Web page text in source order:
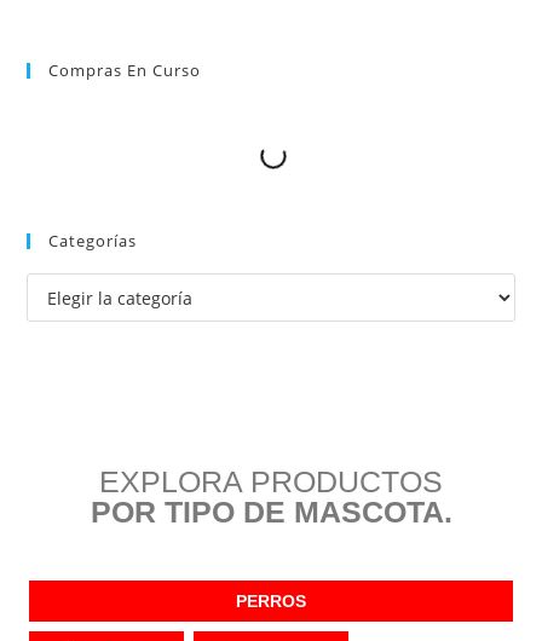
Compras En Curso
Categorías
EXPLORA PRODUCTOS
POR TIPO DE MASCOTA.
PERROS